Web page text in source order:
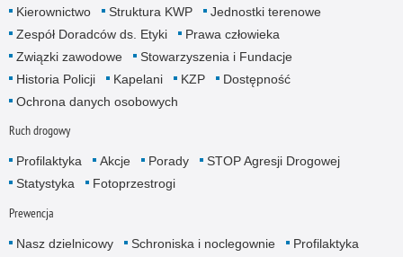
Kierownictwo Struktura KWP
Jednostki terenowe
Zespół Doradców ds. Etyki
Prawa człowieka
Związki zawodowe
Stowarzyszenia i Fundacje
Historia Policji
Kapelani KZP
Dostępność
Ochrona danych osobowych
Ruch drogowy
Profilaktyka Akcje Porady
STOP Agresji Drogowej
Statystyka
Fotoprzestrogi
Prewencja
Nasz dzielnicowy Schroniska i noclegownie
Profilaktyka